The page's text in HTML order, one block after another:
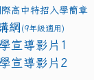
高中特招入學簡章
綱 (9年級適用)
宣導影片1
宣導影片2